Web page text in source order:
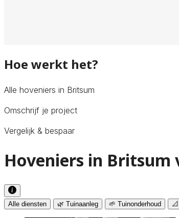
Hoe werkt het?
Alle hoveniers in Britsum
Omschrijf je project
Vergelijk & bespaar
Hoveniers in Britsum
Alle diensten 🌿 Tuinaanleg 🌱 Tuinonderhoud